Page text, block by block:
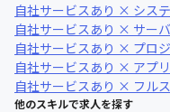
自社サービスあり × シス
自社サービスあり × サー
自社サービスあり × プロ
自社サービスあり × アプ
自社サービスあり × フル
他のスキルで求人を探す